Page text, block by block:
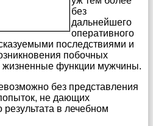
без
дальнейшего
оперативного
последствиями и
побочных
функции мужчины.
без представления
не дающих
результата в лечебном